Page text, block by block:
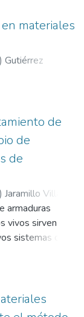
materiales
) Gutiérrez
de
de
de
) Jaramillo Villa,
armaduras
vivos sirven
sistemas de
la penetración
peces
todos los